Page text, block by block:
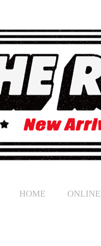
HOME